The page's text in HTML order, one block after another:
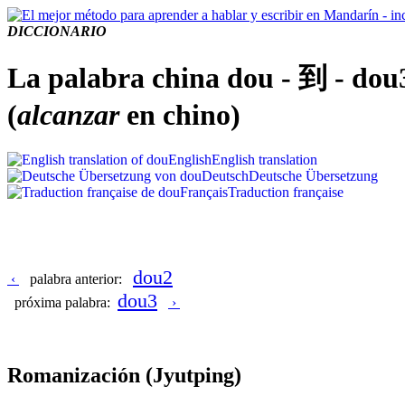
DICCIONARIO
La palabra china dou - 到 -
(alcanzaren chino)
EnglishEnglish translation
DeutschDeutsche Übersetzung
FrançaisTraduction française
‹ palabra anterior: dou2
próxima palabra: dou3 ›
Romanización (Jyutping)